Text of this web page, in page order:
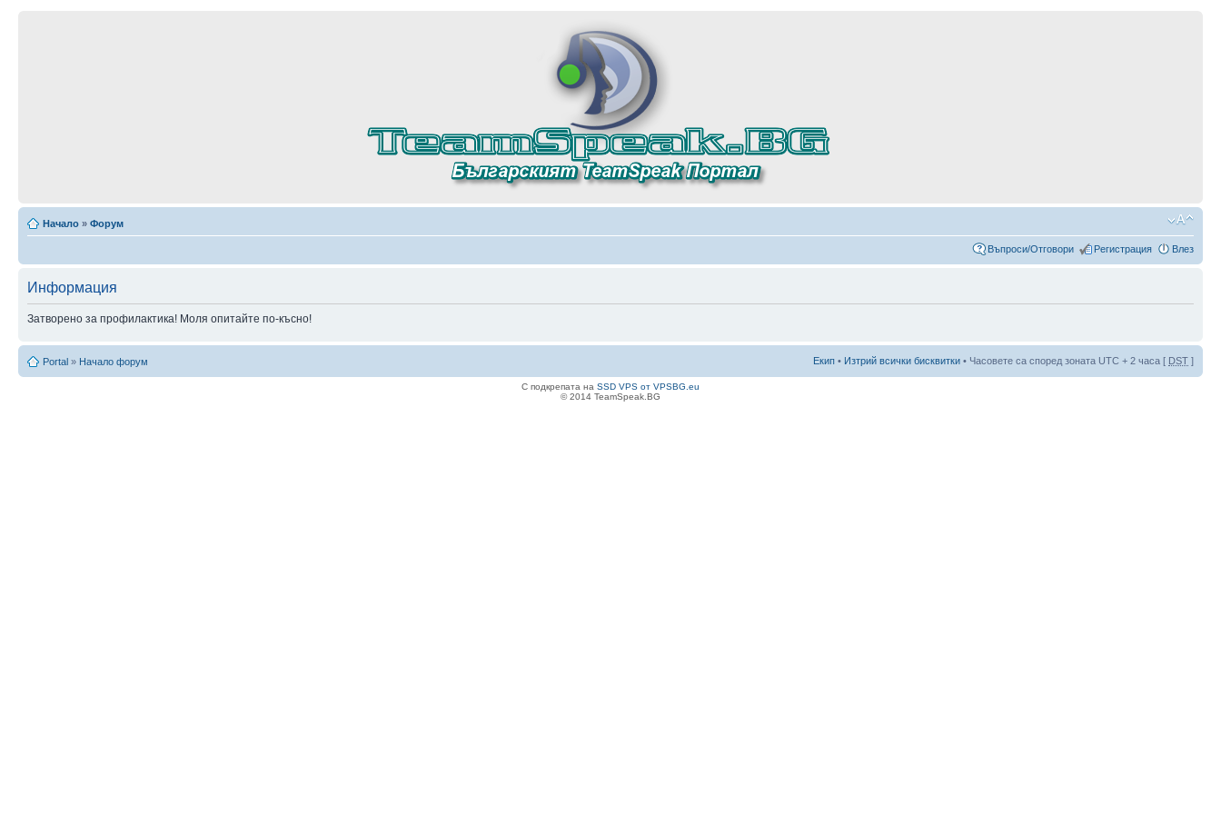
Начало » Форум
Въпроси/Отговори Регистрация Влез
Информация
Затворено за профилактика! Моля опитайте по-късно!
Portal » Начало форум Екип • Изтрий всички бисквитки • Часовете са според зоната UTC + 2 часа [ DST ]
С подкрепата на SSD VPS от VPSBG.eu
© 2014 TeamSpeak.BG